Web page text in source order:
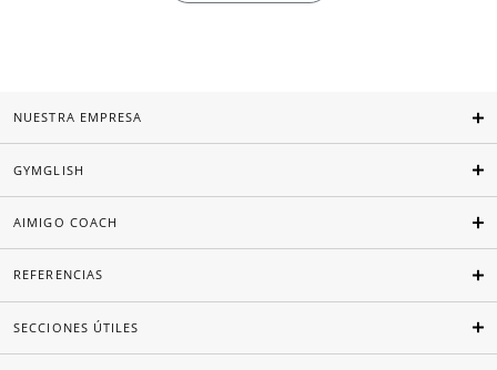
NUESTRA EMPRESA
GYMGLISH
AIMIGO COACH
REFERENCIAS
SECCIONES ÚTILES